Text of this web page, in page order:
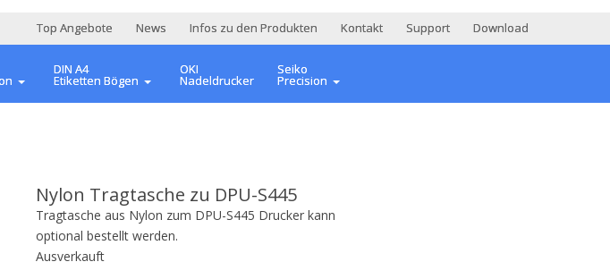
Top Angebote News Infos zu den Produkten Kontakt Support Download
DIN A4
Etiketten Bögen
OKI
Nadeldrucker
Seiko
Precision
Nylon Tragtasche zu DPU-S445
Tragtasche aus Nylon zum DPU-S445 Drucker kann
optional bestellt werden.
Ausverkauft